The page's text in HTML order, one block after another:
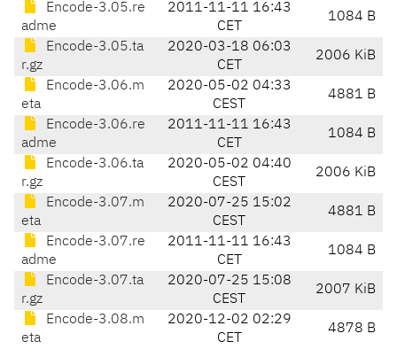
Encode-3.05.re
adme
2011-11-11 16:43
CET
1084 B
Encode-3.05.ta
r.gz
2020-03-18 06:03
CET
2006 KiB
Encode-3.06.m
eta
2020-05-02 04:33
CEST
4881 B
Encode-3.06.re
adme
2011-11-11 16:43
CET
1084 B
Encode-3.06.ta
r.gz
2020-05-02 04:40
CEST
2006 KiB
Encode-3.07.m
eta
2020-07-25 15:02
CEST
4881 B
Encode-3.07.re
adme
2011-11-11 16:43
CET
1084 B
Encode-3.07.ta
r.gz
2020-07-25 15:08
CEST
2007 KiB
Encode-3.08.m
eta
2020-12-02 02:29
CET
4878 B